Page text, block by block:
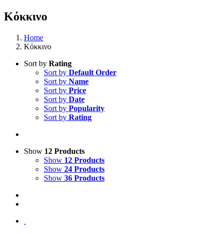
Κόκκινο
Home
Κόκκινο
Sort by Rating
Sort by Default Order
Sort by Name
Sort by Price
Sort by Date
Sort by Popularity
Sort by Rating
Show 12 Products
Show 12 Products
Show 24 Products
Show 36 Products